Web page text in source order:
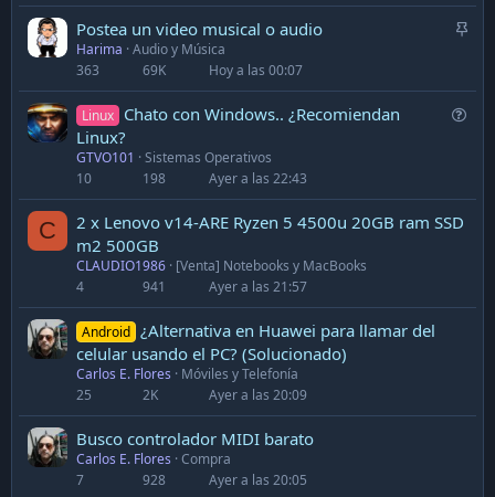
c
lA
e
Postea un video musical o audio
Harima Audio y Música
363
69K Hoy a las 00:07
t
Linux Chato con Windows.. ¿Recomiendan
Linux?
GTVO101
Sistemas Operativos
10
198 Ayer a las 22:43
C
2 x Lenovo v14-ARE Ryzen 5 4500u 20GB ram SSD
m2 500GB
CLAUDIO1986 [Venta] Notebooks y MacBooks
4
941 Ayer a las 21:57
Android ¿Alternativa en Huawei para llamar del
celular usando el PC? (Solucionado)
Carlos E. Flores
Móviles y Telefonía
25
2K Ayer a las 20:09
Busco controlador MIDI barato
Carlos E. Flores Compra
7
928 Ayer a las 20:05